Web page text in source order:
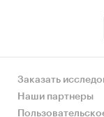
Заказать
Наши партнеры